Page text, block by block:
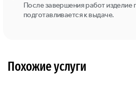
После завершения работ изделие
подготавливается к выдаче.
Похожие услуги